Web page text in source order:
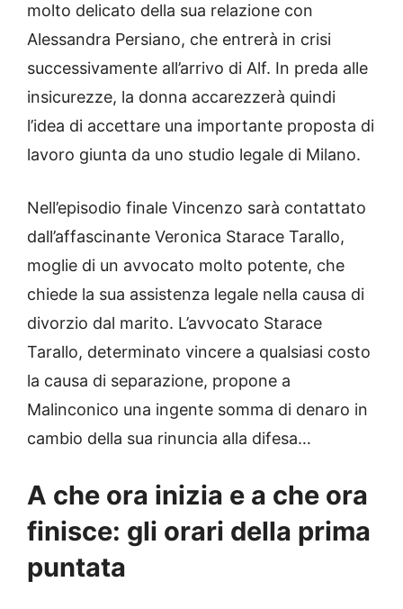
molto delicato della sua relazione con
Alessandra Persiano, che entrerà in crisi
successivamente all’arrivo di Alf. In preda alle
insicurezze, la donna accarezzerà quindi
l’idea di accettare una importante proposta di
lavoro giunta da uno studio legale di Milano.
Nell’episodio finale Vincenzo sarà contattato
dall’affascinante Veronica Starace Tarallo,
moglie di un avvocato molto potente, che
chiede la sua assistenza legale nella causa di
divorzio dal marito. L’avvocato Starace
Tarallo, determinato vincere a qualsiasi costo
la causa di separazione, propone a
Malinconico una ingente somma di denaro in
cambio della sua rinuncia alla difesa…
A che ora inizia e a che ora
finisce: gli orari della prima
puntata